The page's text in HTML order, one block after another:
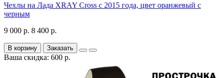
Чехлы на Лада XRAY Cross с 2015 года, цвет оранжевый с
черным
9 000 р. 8 400 р.
В корзину Заказать
Ваша скидка: 600 р.